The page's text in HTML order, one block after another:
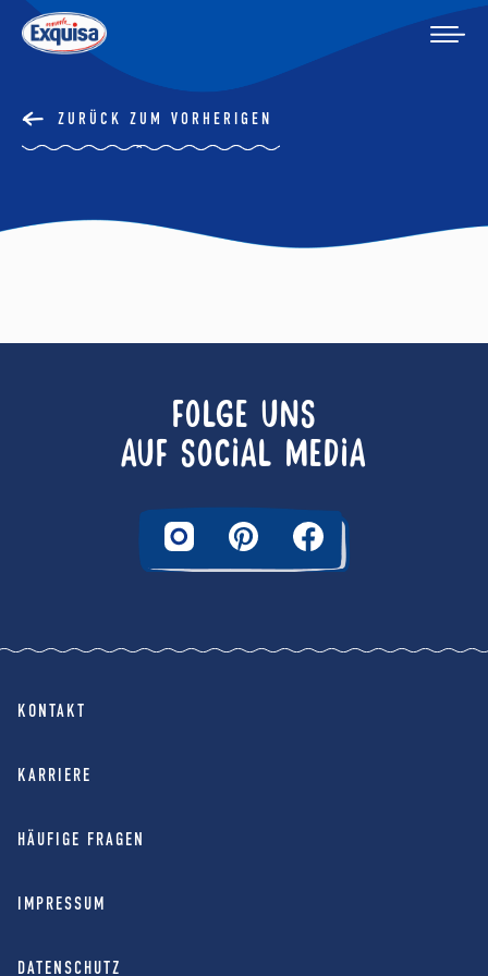
ZURÜCK ZUM VORHERIGEN
FOLGE UNS
AUF SOCIAL MEDIA
KONTAKT
KARRIERE
HÄUFIGE FRAGEN
IMPRESSUM
DATENSCHUTZ